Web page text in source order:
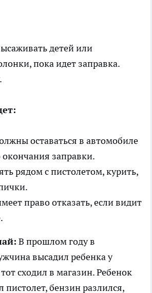
детей или
пока идет заправка.
оставаться в автомобиле
заправки.
рядом с пистолетом, курить,
право отказать, если видит
В прошлом году в
высадил ребенка у
сходил в магазин. Ребенок
пистолет, бензин разлился,